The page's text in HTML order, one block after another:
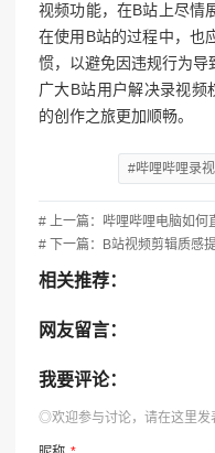
视频功能，在B站上尽情
在使用B站的过程中，也
惯，以避免因违规行为导
广大B站用户解决录视频
的创作之旅更加顺畅。
#哔哩哔哩录
# 下一篇：B站视频剪辑质感
相关推荐：
网友留言：
我要评论：
◎欢迎参与讨论，请在这里发